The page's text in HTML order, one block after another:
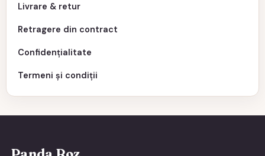
Livrare & retur
Retragere din contract
Confidențialitate
Termeni și condiții